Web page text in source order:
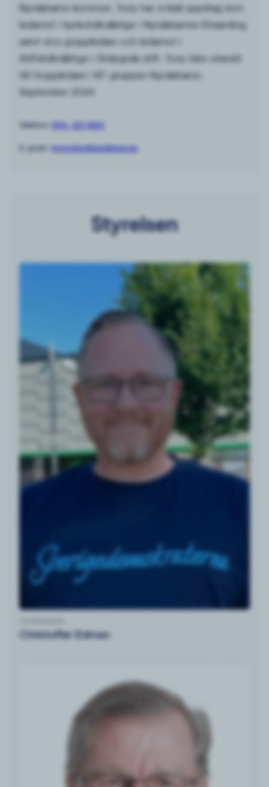
Nynäshamn kommun. Tony har också uppdrag som
ledamot i kyrkofullmäktige i Nynäshamns församling
samt vice gruppledare och ledamot i
Stiftsfullmäktige i Strängnäs stift. Tony blev utsedd
till Gruppledare i KF-gruppen Nynäshamn,
September 2024.
Telefon: 076-125 8125
E-post: tony.bjorklund@sd.se
Styrelsen
Christoffer Edman